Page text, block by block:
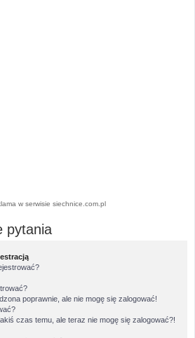
w serwisie siechnice.com.pl
pytania
poprawnie, ale nie mogę się zalogować!
czas temu, ale teraz nie mogę się zalogować?!